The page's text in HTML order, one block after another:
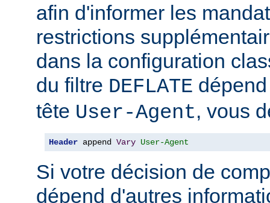
afin d'informer les
restrictions
dans la configuration
du filtre DEFLATE
tête User-Agent, vous
Header append Vary User-Agent
Si votre décision de
dépend d'autres